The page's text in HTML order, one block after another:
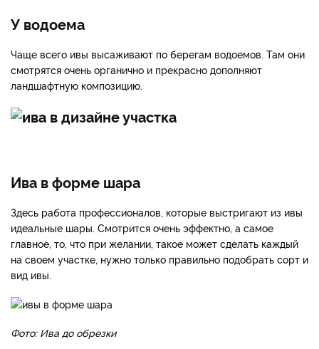
У водоема
Чаще всего ивы высаживают по берегам водоемов. Там они
смотрятся очень органично и прекрасно дополняют
ландшафтную композицию.
Ива в форме шара
Здесь работа профессионалов, которые выстригают из ивы
идеальные шары. Смотрится очень эффектно, а самое
главное, то, что при желании, такое может сделать каждый
на своем участке, нужно только правильно подобрать сорт и
вид ивы.
Фото: Ива до обрезки